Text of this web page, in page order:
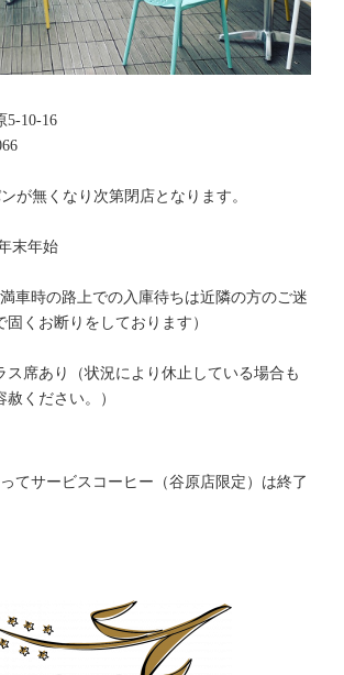
5-10-16
が無くなり次第閉店となります。
末年始
車時の路上での入庫待ちは近隣の方のご迷
くお断りをしております）
ス席あり（状況により休止している場合も
ください。）
てサービスコーヒー（谷原店限定）は終了